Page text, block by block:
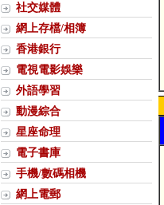
社交媒體
網上存檔/相簿
香港銀行
電視電影娛樂
外語學習
動漫綜合
星座命理
電子書庫
手機/數碼相機
網上電郵